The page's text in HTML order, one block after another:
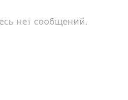
нет сообщений.